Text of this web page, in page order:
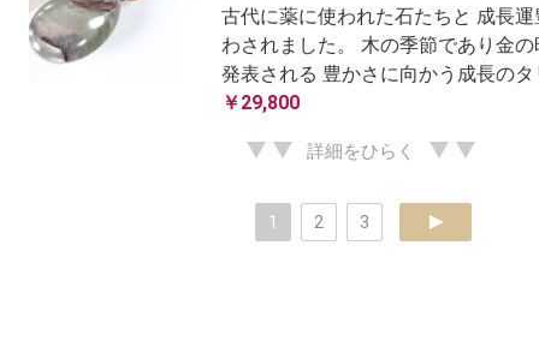
古代に薬に使われた石たちと 成長
わされました。 木の季節であり金
発表される 豊かさに向かう成長の
￥29,800
詳細をひらく
1 2 3 next